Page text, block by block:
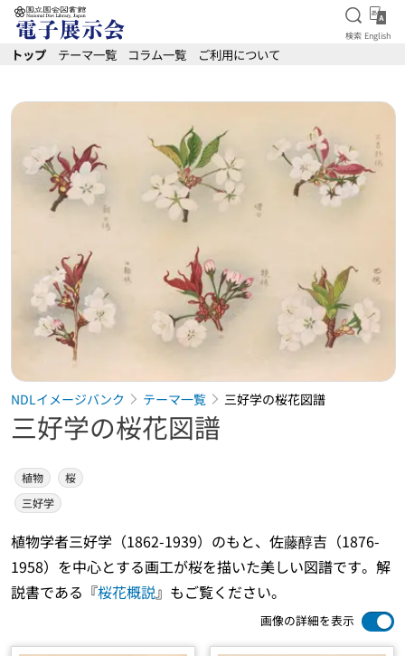
本文へ移動
検索を
検索 English
トップ テーマ一覧 コラム一覧 ご利用について
NDLイメージバンク テーマ一覧 三好学の桜花図譜
三好学の桜花図譜
植物
桜
三好学
植物学者三好学（1862-1939）のもと、佐藤醇吉（1876-
1958）を中心とする画工が桜を描いた美しい図譜です。解
説書である『桜花概説』もご覧ください。
画像の詳細を表示